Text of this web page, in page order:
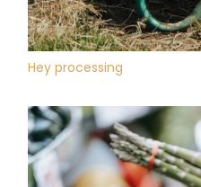
Hey processing